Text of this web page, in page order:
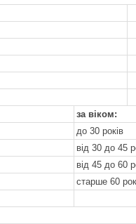
за віком:
до 30 років
від 30 до 45
від 45 до 60
старше 60